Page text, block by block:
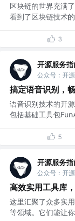
区块链的世界充满
看到了区块链技术
3
开源服务
搞定语音识别，
语音识别技术的开
包括基础工具包
5
开源服务
高效实用工具库
这里汇聚了众多实
等领域。它们能让